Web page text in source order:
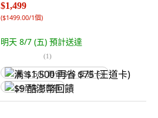
$1,499
($1499.00/1個)
明天 8/7 (五) 預計送達
(1)
满 $1,500 再省 $75 (王道卡)
$9 酷澎幣回饋